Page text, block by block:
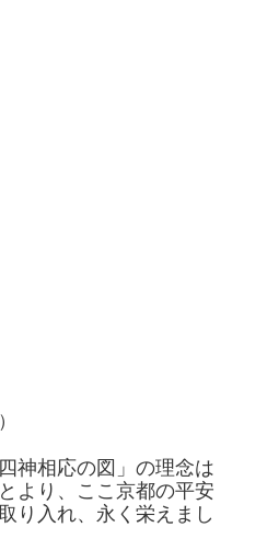
神相応の図」の理念は
より、ここ京都の平安
り入れ、永く栄えまし